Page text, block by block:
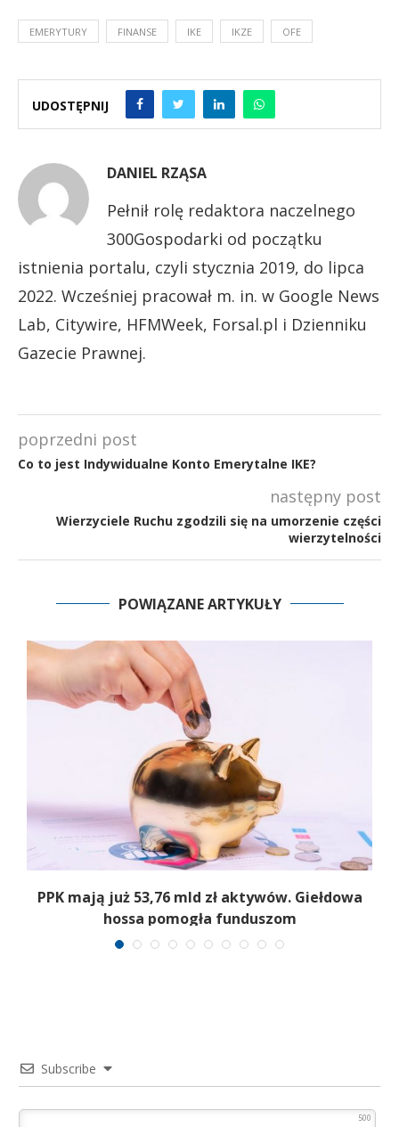
EMERYTURY FINANSE IKE IKZE OFE
UDOSTĘPNIJ
DANIEL RZĄSA
Pełnił rolę redaktora naczelnego
300Gospodarki od początku
istnienia portalu, czyli stycznia 2019, do lipca
2022. Wcześniej pracował m. in. w Google News
Lab, Citywire, HFMWeek, Forsal.pl i Dzienniku
Gazecie Prawnej.
poprzedni post
Co to jest Indywidualne Konto Emerytalne IKE?
następny post
Wierzyciele Ruchu zgodzili się na umorzenie części
wierzytelności
POWIĄZANE ARTYKUŁY
PPK mają już 53,76 mld zł aktywów. Giełdowa
hossa pomogła funduszom
Subscribe
500